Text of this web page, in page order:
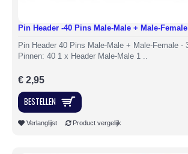
Pin Header -40 Pins Male-Male + Male-
Pin Header 40 Pins Male-Male + Male-Female -
Pinnen: 40 1 x Header Male-Male 1 ..
€ 2,95
BESTELLEN
Verlanglijst Product vergelijk